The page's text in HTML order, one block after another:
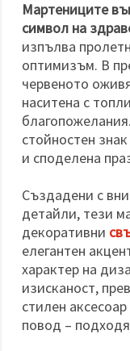
и кликнеш
бутона
"Запази"
Приеми
всички
Настройки
на
бисквитките
Мартениците
символ на
изпълва
оптимизъм. В
червеното
наситена с
стойностен
и споделена
Създадени с
детайли, тези
декоративни
елегантен
характер на
изисканост,
стилен
повод –